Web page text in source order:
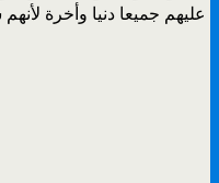
عليهم جميعا دنيا وأخرة